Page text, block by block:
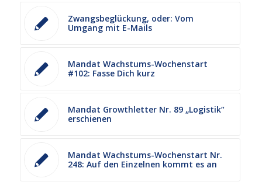
Zwangsbeglückung, oder: Vom
Umgang mit E-Mails
Mandat Wachstums-Wochenstart
#102: Fasse Dich kurz
Mandat Growthletter Nr. 89 „Logistik“
erschienen
Mandat Wachstums-Wochenstart Nr.
248: Auf den Einzelnen kommt es an